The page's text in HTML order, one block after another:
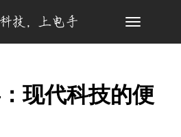
Toggle
现代科技的便